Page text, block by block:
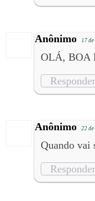
Anônimo 17
OLÁ, BOA
Responder
Anônimo 22
Quando vai
Responder